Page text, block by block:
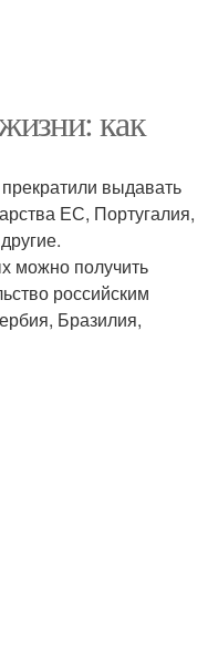
как
выдавать
ЕС, Португалия,
можно получить
российским
Бразилия,